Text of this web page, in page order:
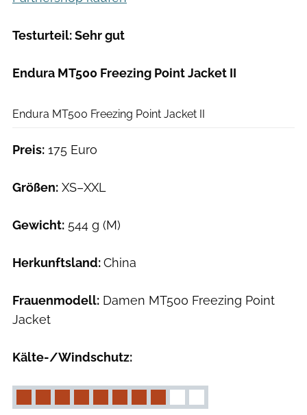
Testurteil: Sehr gut
Endura MT500 Freezing Point Jacket II
Endura MT500 Freezing Point Jacket II
Preis: 175 Euro
Größen: XS–XXL
Gewicht: 544 g (M)
Herkunftsland:China
Frauenmodell: Damen MT500 Freezing Point
Jacket
Kälte-/Windschutz: